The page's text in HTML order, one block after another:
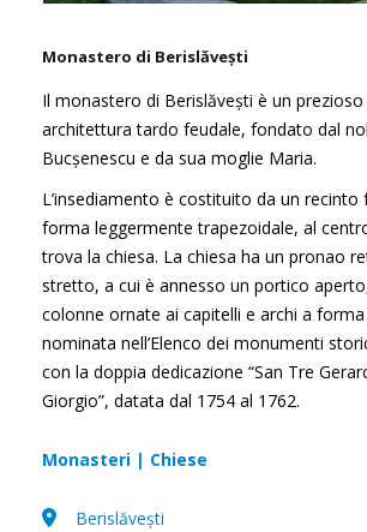
Monastero di Berislăvești
Il monastero di Berislăvești è un
architettura tardo feudale, fondato dal
Bucșenescu e da sua moglie Maria.
L’insediamento è costituito da un
forma leggermente trapezoidale, al
trova la chiesa. La chiesa ha un pronao
stretto, a cui è annesso un portico
colonne ornate ai capitelli e archi a
nominata nell’Elenco dei monumenti
con la doppia dedicazione “San Tre
Giorgio”, datata dal 1754 al 1762.
Monasteri | Chiese
Berislăvești